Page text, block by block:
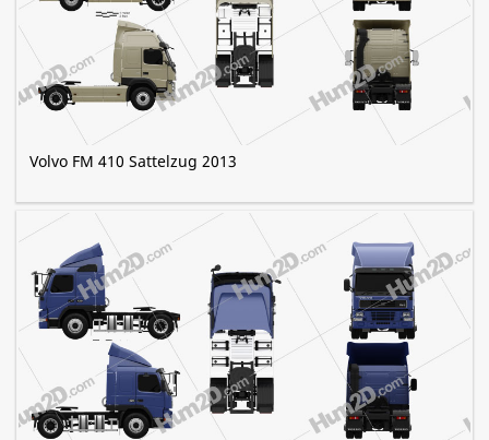
Volvo FM 410 Sattelzug 2013